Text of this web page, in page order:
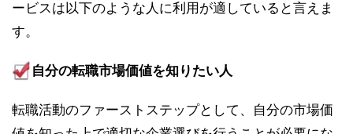
ービスは以下のような人に利用が適していると言えま
す。
自分の転職市場価値を知りたい人
転職活動のファーストステップとして、自分の市場価